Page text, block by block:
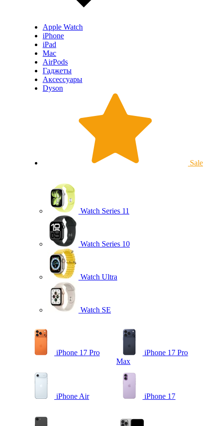
Apple Watch
iPhone
iPad
Mac
AirPods
Гаджеты
Аксессуары
Dyson
Sale
Watch Series 11
Watch Series 10
Watch Ultra
Watch SE
iPhone 17 Pro
iPhone 17 Pro
Max
iPhone Air iPhone 17